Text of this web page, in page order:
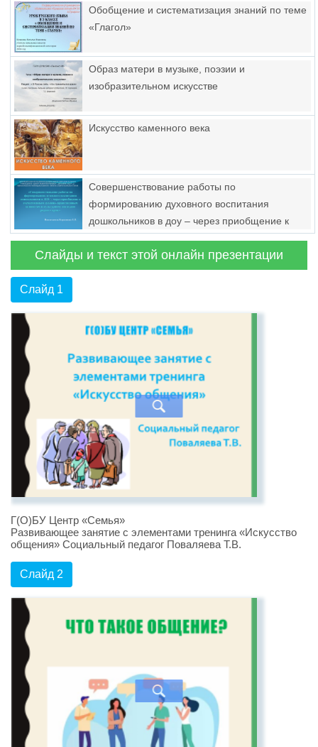
Обобщение и систематизация знаний по теме
«Глагол»
Образ матери в музыке, поэзии и
изобразительном искусстве
Искусство каменного века
Совершенствование работы по
формированию духовного воспитания
дошкольников в доу – через приобщение к
ценностям и культурному наследию родного
края
Слайды и текст этой онлайн презентации
Слайд 1
Г(О)БУ Центр «Семья»
Развивающее занятие с элементами тренинга «Искусство
общения» Социальный педагог Поваляева Т.В.
Слайд 2